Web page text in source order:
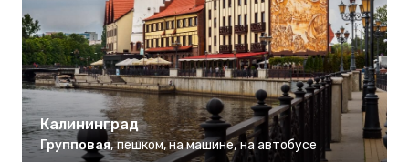
Калининград
Групповая, пешком, на машине, на автобусе